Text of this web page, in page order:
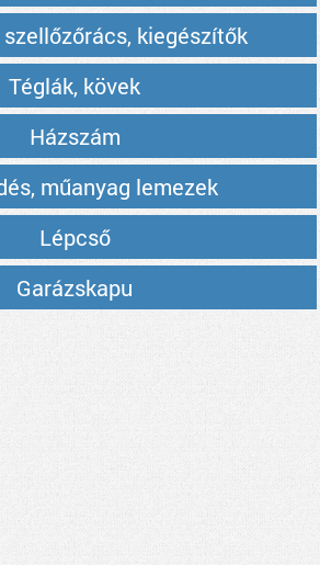
szellőzőrács, kiegészítők
Téglák, kövek
Házszám
műanyag lemezek
Lépcső
Garázskapu